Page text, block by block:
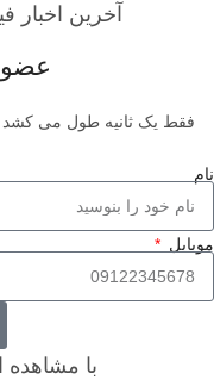
آخرین اخبار
فقط یک ثانیه طول می کشد
نام
موبایل
با مشاهده